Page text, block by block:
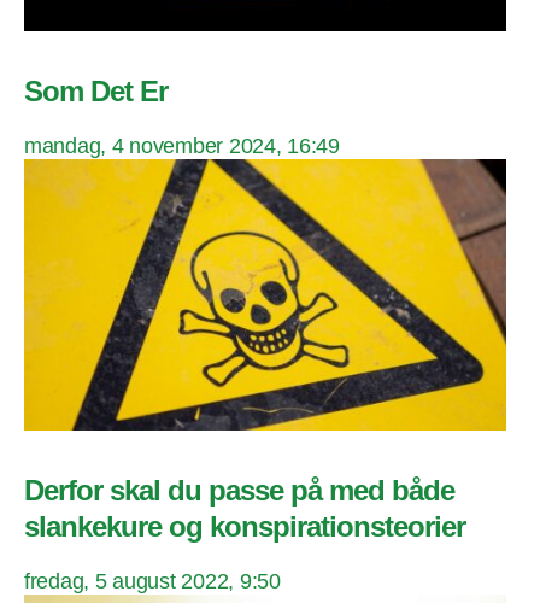
Som Det Er
mandag, 4 november 2024, 16:49
Derfor skal du passe på med både
slankekure og konspirationsteorier
fredag, 5 august 2022, 9:50